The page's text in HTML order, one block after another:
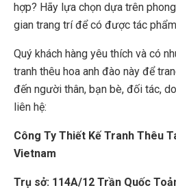
hợp? Hãy lựa chọn dựa trên
gian trang trí để có được tác
Quý khách hàng yêu thích và có
tranh thêu hoa anh đào này để
đến người thân, bạn bè, đối tác,
liên hệ:
Công Ty Thiết Kế Tranh Thêu
Vietnam
Trụ sở: 114A/12 Trần Quốc